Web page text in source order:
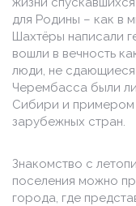
для Родины – как в
Шахтёры написали
вошли в вечность
люди, не сдающиеся
Черембасса были
Сибири и примером
зарубежных стран.
Знакомство с
поселения можно
города, где